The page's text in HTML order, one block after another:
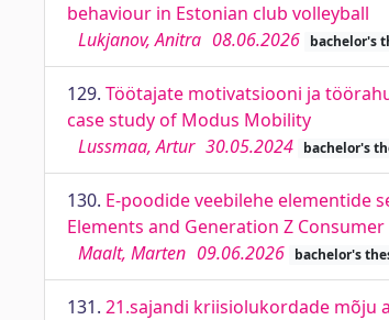
behaviour in Estonian club volleyball
Lukjanov, Anitra 08.06.2026 bachelor's
129. Töötajate motivatsiooni ja
case study of Modus Mobility
Lussmaa, Artur 30.05.2024 bachelor's
130. E-poodide veebilehe elementide
Elements and Generation Z
Maalt, Marten 09.06.2026 bachelor's
131. 21.sajandi kriisiolukordade mõju